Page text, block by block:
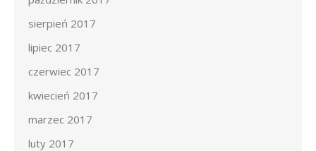
sierpień 2017
lipiec 2017
czerwiec 2017
kwiecień 2017
marzec 2017
luty 2017